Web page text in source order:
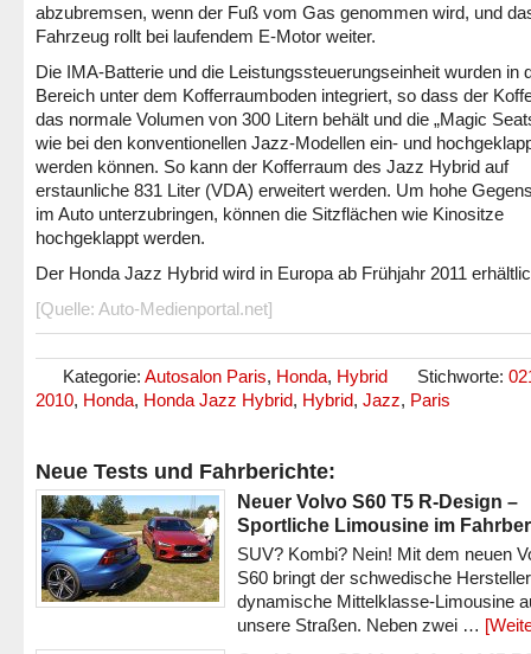
abzubremsen, wenn der Fuß vom Gas genommen wird, und
Fahrzeug rollt bei laufendem E-Motor weiter.
Die IMA-Batterie und die Leistungssteuerungseinheit wurden in
Bereich unter dem Kofferraumboden integriert, so dass der
das normale Volumen von 300 Litern behält und die „Magic
wie bei den konventionellen Jazz-Modellen ein- und
werden können. So kann der Kofferraum des Jazz Hybrid auf
erstaunliche 831 Liter (VDA) erweitert werden. Um hohe
im Auto unterzubringen, können die Sitzflächen wie Kinositze
hochgeklappt werden.
Der Honda Jazz Hybrid wird in Europa ab Frühjahr 2011
[Quelle: Auto-Medienportal.net]
Kategorie: Autosalon Paris, Honda, Hybrid Stichworte:
2010, Honda, Honda Jazz Hybrid, Hybrid, Jazz, Paris
Neue Tests und Fahrberichte:
Neuer Volvo S60 T5 R-Design –
Sportliche Limousine im
SUV? Kombi? Nein! Mit dem neuen
S60 bringt der schwedische
dynamische Mittelklasse-Limousine
unsere Straßen. Neben zwei …